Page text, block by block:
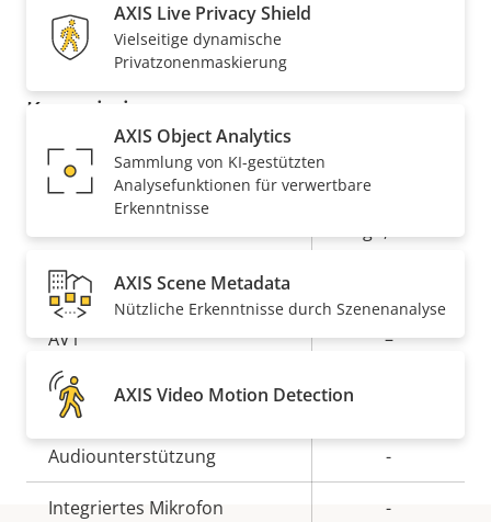
Eigentumsbeschreibung
Remote-PTRZ
Komprimierung
Eigentumsbeschreibung Eigentumswert
Zipstream
H.265
AV1 –
Audio
Eigentumsbeschreibung Eigentumswert
Audiounterstützung -
Integriertes Mikrofon -
AXIS Live Privacy Shield
Vielseitige dynamische
Privatzonenmaskierung
AXIS Object Analytics
Sammlung von KI-gestützten
Analysefunktionen für verwertbare
Erkenntnisse
AXIS Scene Metadata
Nützliche Erkenntnisse durch Szenenanalyse
AXIS Video Motion Detection